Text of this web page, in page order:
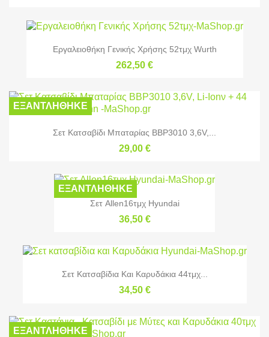
Εργαλειοθήκη Γενικής Χρήσης 52τμχ Wurth
262,50 €
Σετ Κατσαβίδι Μπαταρίας BBP3010 3,6V,...
29,00 €
ΕΞΑΝΤΛΉΘΗΚΕ
Σετ Allen16τμχ Hyundai
36,50 €
ΕΞΑΝΤΛΉΘΗΚΕ
Σετ Κατσαβίδια Και Καρυδάκια 44τμχ...
34,50 €
ΕΞΑΝΤΛΉΘΗΚΕ